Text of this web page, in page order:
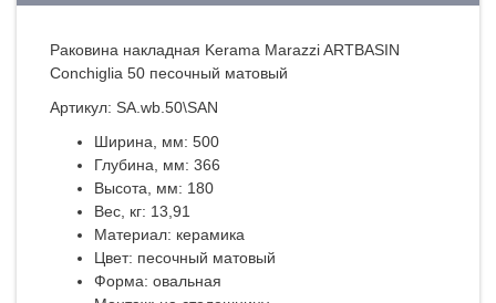
Раковина накладная Kerama Marazzi ARTBASIN
Conchiglia 50 песочный матовый
Артикул: SA.wb.50\SAN
Ширина, мм: 500
Глубина, мм: 366
Высота, мм: 180
Вес, кг: 13,91
Материал: керамика
Цвет: песочный матовый
Форма: овальная